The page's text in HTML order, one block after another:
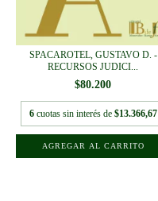
SPACAROTEL, GUSTAVO D. -
RECURSOS JUDICI...
$80.200
6 cuotas sin interés de $13.366,67